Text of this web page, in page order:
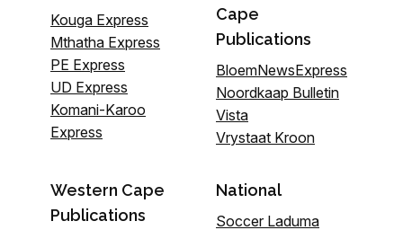
Kouga Express
Mthatha Express
PE Express
UD Express
Komani-Karoo
Express
Cape
Publications
BloemNewsExpress
Noordkaap Bulletin
Vista
Vrystaat Kroon
Western Cape
Publications
National
Soccer Laduma